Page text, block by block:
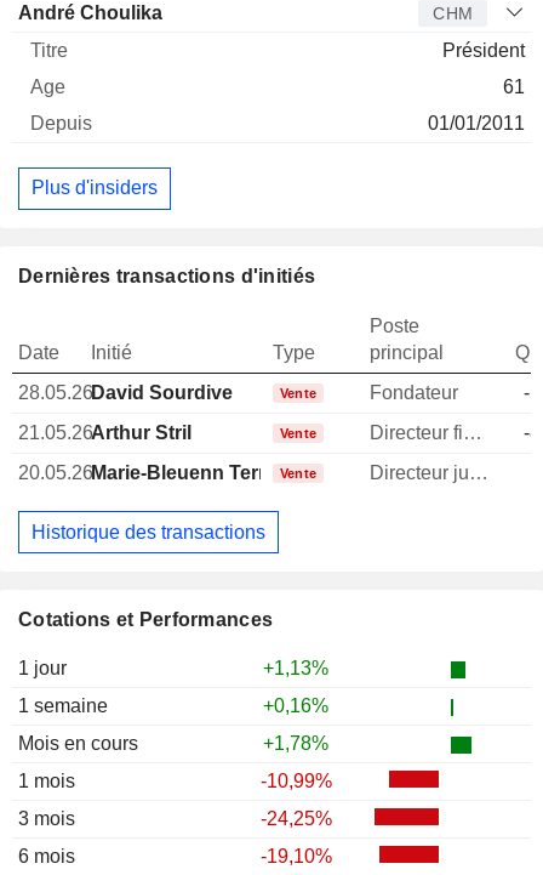
Cotations et Performances
1 jour
+1,13%
1 semaine
+0,16%
Mois en cours
+1,78%
1 mois
-10,99%
3 mois
-24,25%
6 mois
-19,10%
André Choulika CHM
Président
61
01/01/2011
Plus d'insiders
Dernières transactions d'initiés
Date Initié Type
Poste
principal
28.05.26David Sourdive Vente Fondateur
-
21.05.26Arthur Stril Vente Directeur financier
-
20.05.26Marie-Bleuenn TerrierVente Directeur juridique
Historique des transactions